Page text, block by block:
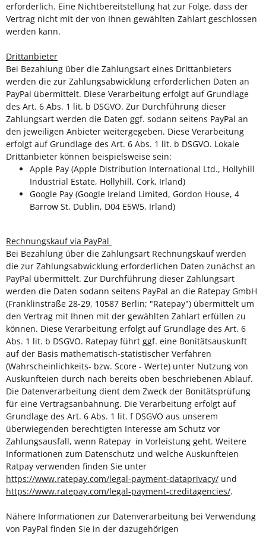
erforderlich. Eine Nichtbereitstellung hat zur Folge, dass der
Vertrag nicht mit der von Ihnen gewählten Zahlart geschlossen
werden kann.
Drittanbieter
Bei Bezahlung über die Zahlungsart eines Drittanbieters
werden die zur Zahlungsabwicklung erforderlichen Daten an
PayPal übermittelt. Diese Verarbeitung erfolgt auf Grundlage
des Art. 6 Abs. 1 lit. b DSGVO. Zur Durchführung dieser
Zahlungsart werden die Daten ggf. sodann seitens PayPal an
den jeweiligen Anbieter weitergegeben. Diese Verarbeitung
erfolgt auf Grundlage des Art. 6 Abs. 1 lit. b DSGVO. Lokale
Drittanbieter können beispielsweise sein:
Apple Pay (Apple Distribution International Ltd., Hollyhill
Industrial Estate, Hollyhill, Cork, Irland)
Google Pay (Google Ireland Limited, Gordon House, 4
Barrow St, Dublin, D04 E5W5, Irland)
Rechnungskauf via PayPal
Bei Bezahlung über die Zahlungsart Rechnungskauf werden
die zur Zahlungsabwicklung erforderlichen Daten zunächst an
PayPal übermittelt. Zur Durchführung dieser Zahlungsart
werden die Daten sodann seitens PayPal an die Ratepay GmbH
(Franklinstraße 28-29, 10587 Berlin; "Ratepay") übermittelt um
den Vertrag mit Ihnen mit der gewählten Zahlart erfüllen zu
können. Diese Verarbeitung erfolgt auf Grundlage des Art. 6
Abs. 1 lit. b DSGVO. Ratepay führt ggf. eine Bonitätsauskunft
auf der Basis mathematisch-statistischer Verfahren
(Wahrscheinlichkeits- bzw. Score - Werte) unter Nutzung von
Auskunfteien durch nach bereits oben beschriebenen Ablauf.
Die Datenverarbeitung dient dem Zweck der Bonitätsprüfung
für eine Vertragsanbahnung. Die Verarbeitung erfolgt auf
Grundlage des Art. 6 Abs. 1 lit. f DSGVO aus unserem
überwiegenden berechtigten Interesse am Schutz vor
Zahlungsausfall, wenn Ratepay in Vorleistung geht. Weitere
Informationen zum Datenschutz und welche Auskunfteien
Ratpay verwenden finden Sie unter
https://www.ratepay.com/legal-payment-dataprivacy/ und
https://www.ratepay.com/legal-payment-creditagencies/.
Nähere Informationen zur Datenverarbeitung bei Verwendung
von PayPal finden Sie in der dazugehörigen